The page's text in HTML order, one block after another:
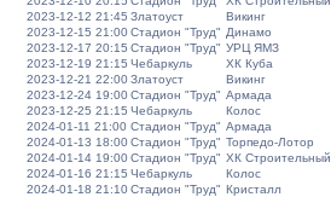
2023-12-12 21:45 Златоуст Викинг
2023-12-15 21:00Стадион "Труд" Динамо
2023-12-17 20:15 Стадион "Труд" УРЦ ЯМЗ
2023-12-19 21:15 Чебаркуль ХК Куба
2023-12-21 22:00Златоуст Викинг
2023-12-24 19:00Стадион "Труд" Армада
2023-12-25 21:15 Чебаркуль Колос
2024-01-11 21:00 Стадион "Труд" Армада
2024-01-13 18:00Стадион "Труд" Торпедо-Лотор
2024-01-14 19:00Стадион "Труд" ХК Строительный
2024-01-16 21:15 Чебаркуль Колос
2024-01-18 21:10Стадион "Труд" Кристалл